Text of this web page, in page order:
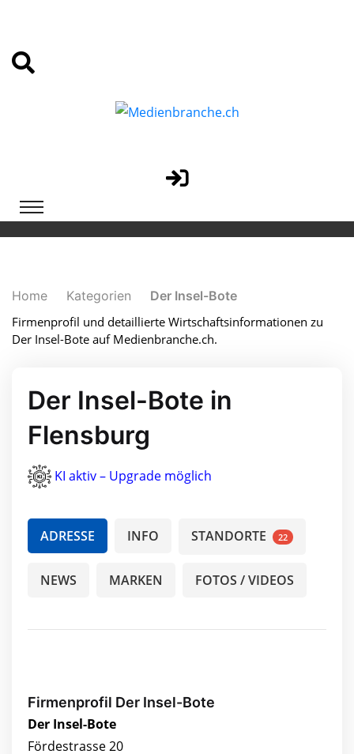
Home Kategorien
Der Insel-Bote
Firmenprofil und detaillierte Wirtschaftsinformationen zu
Der Insel-Bote auf Medienbranche.ch.
Der Insel-Bote in
Flensburg
KI aktiv – Upgrade möglich
ADRESSE INFO STANDORTE 22
NEWS MARKEN FOTOS / VIDEOS
Firmenprofil Der Insel-Bote
Der Insel-Bote
Fördestrasse 20